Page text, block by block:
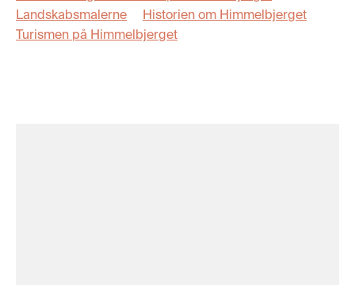
Landskabsmalerne
Historien om Himmelbjerget
Turismen på Himmelbjerget